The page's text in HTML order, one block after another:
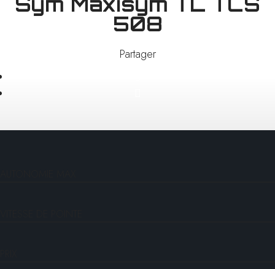
508
Partager